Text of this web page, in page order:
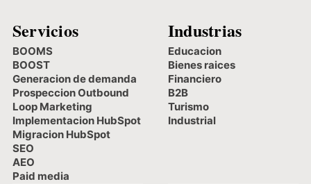
Servicios
BOOMS
BOOST
Generacion de demanda
Prospeccion Outbound
Loop Marketing
Implementacion HubSpot
Migracion HubSpot
SEO
AEO
Paid media
Industrias
Educacion
Bienes raices
Financiero
B2B
Turismo
Industrial